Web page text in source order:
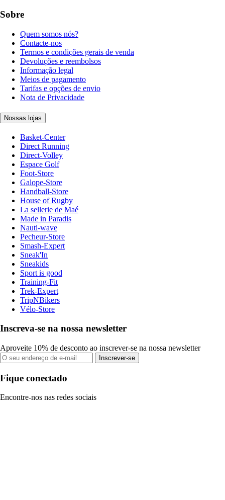
Sobre
Quem somos nós?
Contacte-nos
Termos e condições gerais de venda
Devoluções e reembolsos
Informação legal
Meios de pagamento
Tarifas e opções de envio
Nota de Privacidade
Nossas lojas
Basket-Center
Direct Running
Direct-Volley
Espace Golf
Foot-Store
Galope-Store
Handball-Store
House of Rugby
La sellerie de Maé
Made in Paradis
Nauti-wave
Pecheur-Store
Smash-Expert
Sneak'In
Sneakids
Sport is good
Training-Fit
Trek-Expert
TripNBikers
Vélo-Store
Inscreva-se na nossa newsletter
Aproveite 10% de desconto ao inscrever-se na nossa newsletter
Inscrever-se
Fique conectado
Encontre-nos nas redes sociais